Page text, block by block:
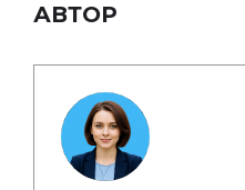
АВТОР